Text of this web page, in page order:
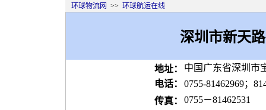
环球物流网 >> 环球航运在线
深圳市新天
地址：
中国广东省深圳市
电话：
0755-81462969；
传真：
0755－81462531